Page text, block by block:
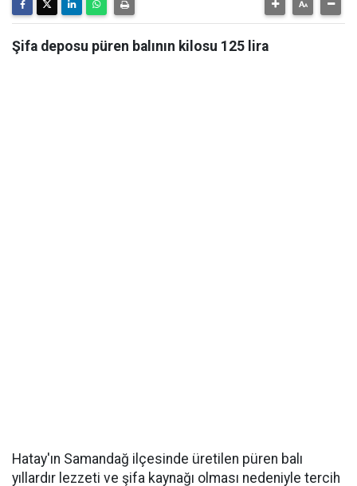
Şifa deposu püren balının kilosu 125 lira
Hatay'ın Samandağ ilçesinde üretilen püren balı
yıllardır lezzeti ve şifa kaynağı olması nedeniyle tercih